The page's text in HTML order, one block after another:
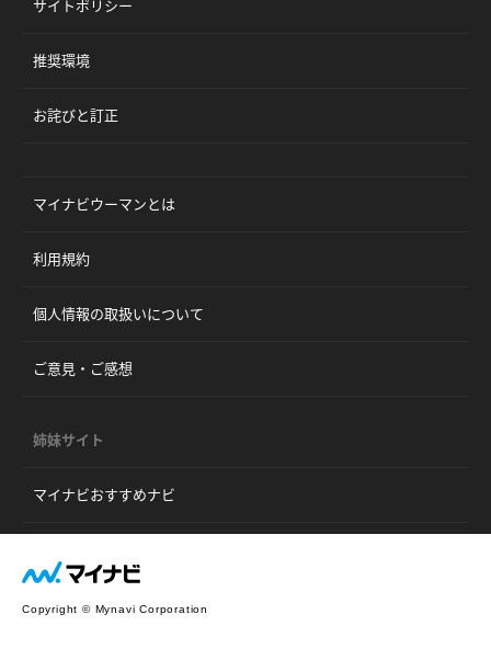
サイトポリシー
推奨環境
お詫びと訂正
マイナビウーマンとは
利用規約
個人情報の取扱いについて
ご意見・ご感想
姉妹サイト
マイナビおすすめナビ
Copyright © Mynavi Corporation